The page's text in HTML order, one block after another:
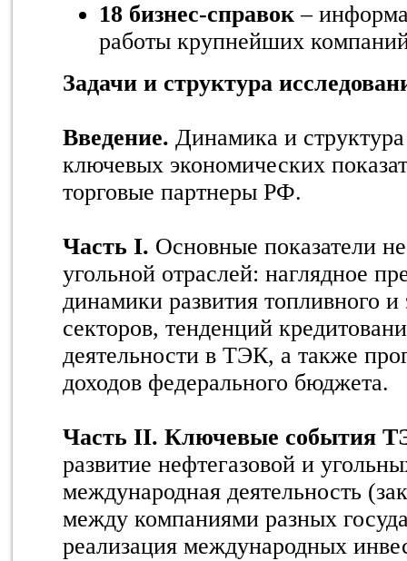
18 бизнес-справок–
работы крупнейших
Задачи и структура
Введение. Динамика и
ключевых экономических
торговые партнеры РФ.
Часть I. Основные показатели
угольной отраслей: наглядное
динамики развития топливного и
секторов, тенденций
деятельности в ТЭК, а также
доходов федерального бюджета.
Часть II. Ключевые события
развитие нефтегазовой и
международная деятельность
между компаниями разных
реализация международных